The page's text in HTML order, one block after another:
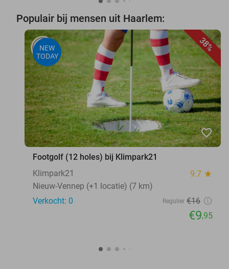
Populair bij mensen uit Haarlem:
38%
NEW
TODAY
favorite_border
Footgolf (12 holes) bij Klimpark21
Klimpark21
9.7 star
Nieuw-Vennep (+1 locatie) (7 km)
Verkocht: 0
Regulier €16
€9,95